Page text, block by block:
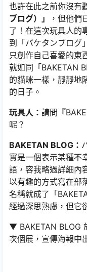
也許在此之前你沒有
ブログ）」
，但他們
了！在這次玩具人的
到「バケタンブロ
只創作自己喜愛的東
就如同「BAKETAN
的貓咪一樣，靜靜地
的日子。
玩具人： 請問『
呢？
BAKETAN BLOG：
實是一個表示某種不
語，容我略過詳細內
以有趣的方式寫在部
名稱就成了「
經過深思熟慮，但它
▼ BAKETAN BLOG
次個展，宣傳海報中